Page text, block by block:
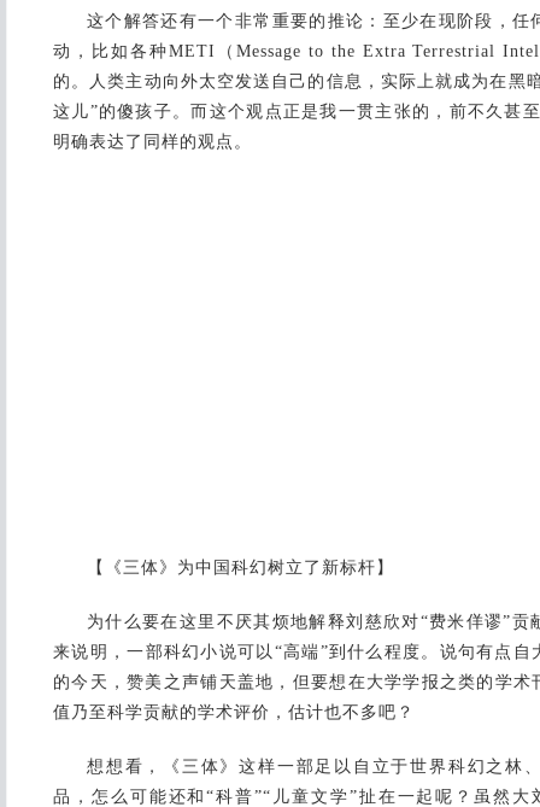
这个解答还有一个非常重要的推论：至少在现阶段，任
动，比如各种METI（Message to the Extra Terrestrial
的。人类主动向外太空发送自己的信息，实际上就成为在黑
这儿”的傻孩子。而这个观点正是我一贯主张的，前不久甚
明确表达了同样的观点。
【《三体》为中国科幻树立了新标杆】
为什么要在这里不厌其烦地解释刘慈欣对“费米佯谬”
来说明，一部科幻小说可以“高端”到什么程度。说句有点
的今天，赞美之声铺天盖地，但要想在大学学报之类的学
值乃至科学贡献的学术评价，估计也不多吧？
想想看，《三体》这样一部足以自立于世界科幻之林
品，怎么可能还和“科普”“儿童文学”扯在一起呢？虽然